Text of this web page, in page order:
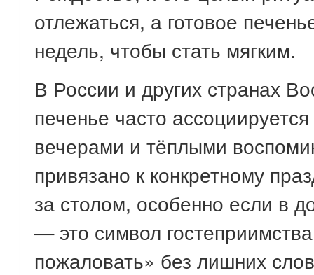
отлежаться, а готовое
недель, чтобы стать мягким.
В России и других странах
печенье часто
вечерами и тёплыми
привязано к конкретному
за столом, особенно если в
— это символ
пожаловать» без лишних